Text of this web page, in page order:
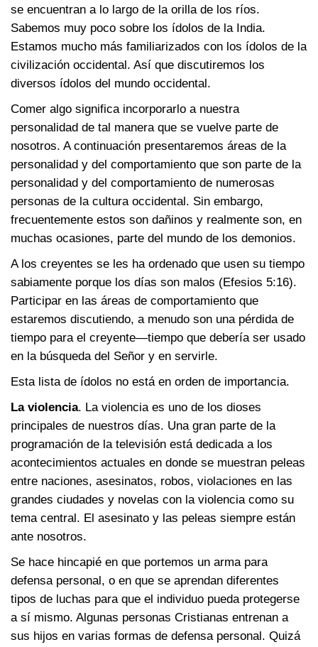
se encuentran a lo largo de la orilla de los ríos.
Sabemos muy poco sobre los ídolos de la India.
Estamos mucho más familiarizados con los ídolos de la
civilización occidental. Así que discutiremos los
diversos ídolos del mundo occidental.
Comer algo significa incorporarlo a nuestra
personalidad de tal manera que se vuelve parte de
nosotros. A continuación presentaremos áreas de la
personalidad y del comportamiento que son parte de la
personalidad y del comportamiento de numerosas
personas de la cultura occidental. Sin embargo,
frecuentemente estos son dañinos y realmente son, en
muchas ocasiones, parte del mundo de los demonios.
A los creyentes se les ha ordenado que usen su tiempo
sabiamente porque los días son malos (Efesios 5:16).
Participar en las áreas de comportamiento que
estaremos discutiendo, a menudo son una pérdida de
tiempo para el creyente—tiempo que debería ser usado
en la búsqueda del Señor y en servirle.
Esta lista de ídolos no está en orden de importancia.
La violencia. La violencia es uno de los dioses
principales de nuestros días. Una gran parte de la
programación de la televisión está dedicada a los
acontecimientos actuales en donde se muestran peleas
entre naciones, asesinatos, robos, violaciones en las
grandes ciudades y novelas con la violencia como su
tema central. El asesinato y las peleas siempre están
ante nosotros.
Se hace hincapié en que portemos un arma para
defensa personal, o en que se aprendan diferentes
tipos de luchas para que el individuo pueda protegerse
a sí mismo. Algunas personas Cristianas entrenan a
sus hijos en varias formas de defensa personal. Quizá